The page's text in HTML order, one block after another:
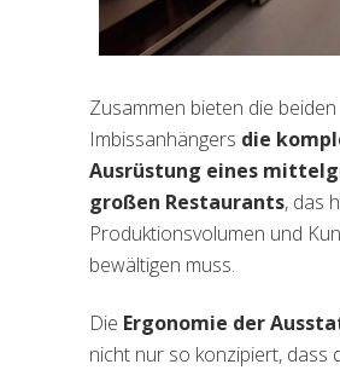
Zusammen bieten die beiden
Imbissanhängers die
Ausrüstung eines
großen Restaurants, das
Produktionsvolumen und
bewältigen muss.
Die Ergonomie der
nicht nur so konzipiert, dass